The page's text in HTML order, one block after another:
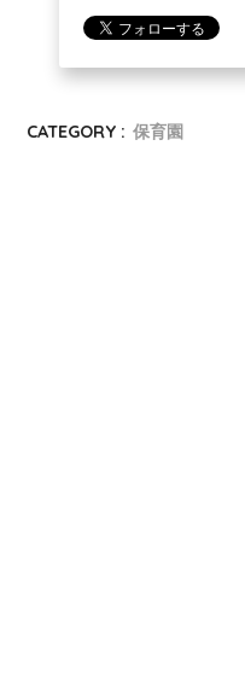
CATEGORY : 保育園